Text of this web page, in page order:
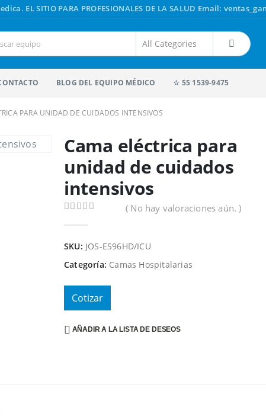
EL SITIO PARA PROFESIONALES DE LA SALUD Email:
BLOG DEL EQUIPO MÉDICO ☆ 55 1539-9475
PARA UNIDAD DE CUIDADOS INTENSIVOS
Cama eléctrica para
unidad de cuidados
intensivos
( No hay valoraciones aún. )
SKU: JOS-ES96HD/ICU
Categoría: Camas Hospitalarias
Cotizar
AÑADIR A LA LISTA DE DESEOS